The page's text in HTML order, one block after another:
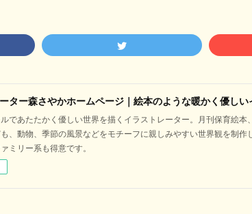
ター森さやかホームページ｜絵本のような暖かく優しい
であたたかく優しい世界を描くイラストレーター。月刊保育絵本
、動物、季節の風景などをモチーフに親しみやすい世界観を制作
ミリー系も得意です。